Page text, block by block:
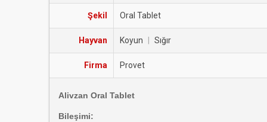
Şekil Oral Tablet
Hayvan Koyun Sığır
Firma Provet
Alivzan Oral Tablet
Bileşimi: